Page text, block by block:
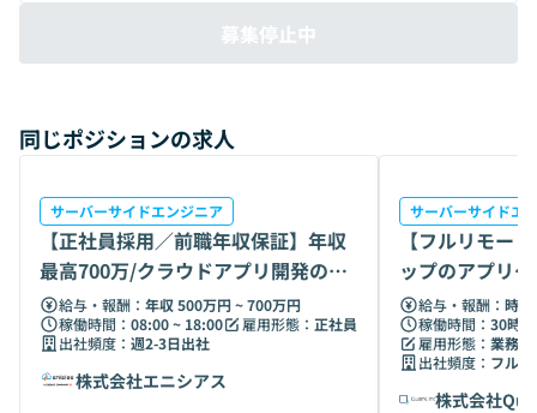
募集停止中
同じポジションの求人
サーバーサイドエンジニア
【正社員採用／前職年収保証】年収
最高700万/クラウドアプリ開発の最
前線へ
給与・報酬： 年収 500万円 ~ 700万円
稼働時間： 08:00 ~ 18:00 雇用形態： 正社員
出社頻度： 週2-3日出社
株式会社エニシアス
サーバーサイドエ
【フルリモー
ップのアプリ
Web ・業務
給与・報酬： 時
稼働時間： 30時
雇用形態： 業務委
出社頻度： フル
株式会社